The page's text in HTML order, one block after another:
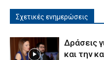
Σχετικές ενημερώσεις
Δράσεις
και την